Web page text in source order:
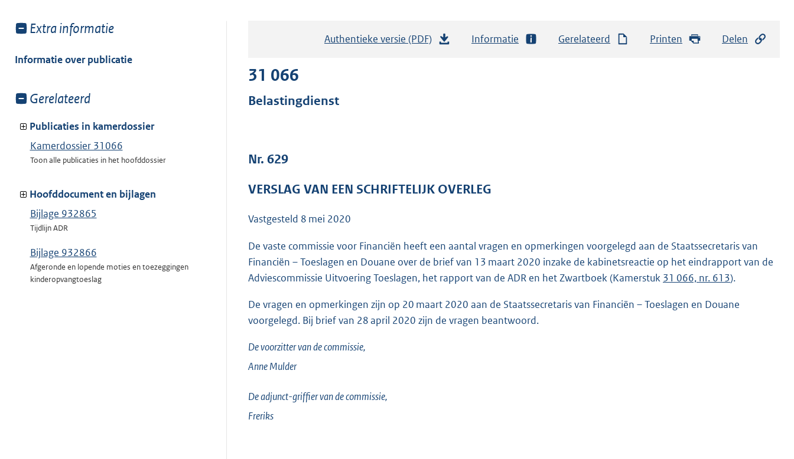
Toon
van:
Extra informatie
Informatie over publicatie
Toon
van:
Gerelateerd
Publicaties in kamerdossier
Kamerdossier 31066
Toon alle publicaties in het hoofddossier
Hoofddocument en bijlagen
Bijlage 932865
Tijdlijn ADR
Bijlage 932866
Afgeronde en lopende moties en toezeggingen
kinderopvangtoeslag
Authentieke versie (PDF)
r
t
e
:
8
3
Informatie Gerelateerd Printen Delen
31 066
Belastingdienst
Nr. 629
VERSLAG VAN EEN SCHRIFTELIJK OVERLEG
Vastgesteld 8 mei 2020
De vaste commissie voor Financiën heeft een aantal vragen en opmerkingen voorgelegd aan de Staatssecretaris van
Financiën – Toeslagen en Douane over de brief van 13 maart 2020 inzake de kabinetsreactie op het eindrapport van de
Adviescommissie Uitvoering Toeslagen, het rapport van de ADR en het Zwartboek (Kamerstuk 31 066, nr. 613).
De vragen en opmerkingen zijn op 20 maart 2020 aan de Staatssecretaris van Financiën – Toeslagen en Douane
voorgelegd. Bij brief van 28 april 2020 zijn de vragen beantwoord.
De voorzitter van de commissie,
AnneMulder
De adjunct-griffier van de commissie,
Freriks